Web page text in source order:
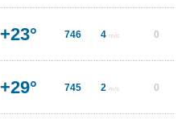
+23° 746 4 m/s 0
+29° 745 2 m/s 0